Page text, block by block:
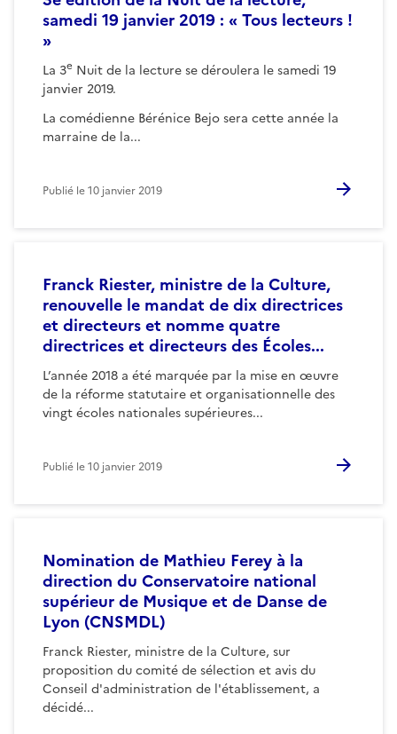
samedi 19 janvier 2019 : « Tous lecteurs !
»
La 3e Nuit de la lecture se déroulera le samedi 19
janvier 2019.
La comédienne Bérénice Bejo sera cette année la
marraine de la...
Publié le10 janvier 2019
Franck Riester, ministre de la Culture,
renouvelle le mandat de dix directrices
et directeurs et nomme quatre
directrices et directeurs des Écoles...
L’année 2018 a été marquée par la mise en œuvre
de la réforme statutaire et organisationnelle des
vingt écoles nationales supérieures...
Publié le10 janvier 2019
Nomination de Mathieu Ferey à la
direction du Conservatoire national
supérieur de Musique et de Danse de
Lyon (CNSMDL)
Franck Riester, ministre de la Culture, sur
proposition du comité de sélection et avis du
Conseil d'administration de l'établissement, a
décidé...